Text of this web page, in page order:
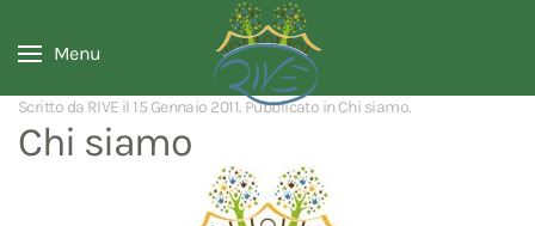
Menu
Scritto da RIVE il 15 Gennaio 2011. Pubblicato in Chi siamo.
Chi siamo